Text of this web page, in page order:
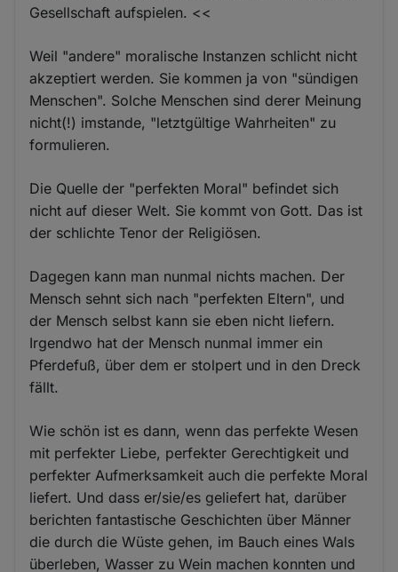
Gesellschaft aufspielen. <<
Weil "andere" moralische Instanzen schlicht nicht
akzeptiert werden. Sie kommen ja von "sündigen
Menschen". Solche Menschen sind derer Meinung
nicht(!) imstande, "letztgültige Wahrheiten" zu
formulieren.
Die Quelle der "perfekten Moral" befindet sich
nicht auf dieser Welt. Sie kommt von Gott. Das ist
der schlichte Tenor der Religiösen.
Dagegen kann man nunmal nichts machen. Der
Mensch sehnt sich nach "perfekten Eltern", und
der Mensch selbst kann sie eben nicht liefern.
Irgendwo hat der Mensch nunmal immer ein
Pferdefuß, über dem er stolpert und in den Dreck
fällt.
Wie schön ist es dann, wenn das perfekte Wesen
mit perfekter Liebe, perfekter Gerechtigkeit und
perfekter Aufmerksamkeit auch die perfekte Moral
liefert. Und dass er/sie/es geliefert hat, darüber
berichten fantastische Geschichten über Männer
die durch die Wüste gehen, im Bauch eines Wals
überleben, Wasser zu Wein machen konnten und